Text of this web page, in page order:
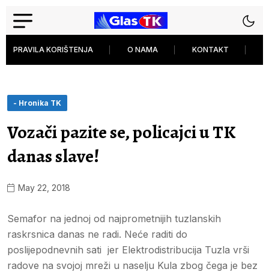
PRAVILA KORIŠTENJA O NAMA KONTAKT
- Hronika TK
Vozači pazite se, policajci u TK
danas slave!
May 22, 2018
Semafor na jednoj od najprometnijih tuzlanskih
raskrsnica danas ne radi. Neće raditi do
poslijepodnevnih sati jer Elektrodistribucija Tuzla vrši
radove na svojoj mreži u naselju Kula zbog čega je bez